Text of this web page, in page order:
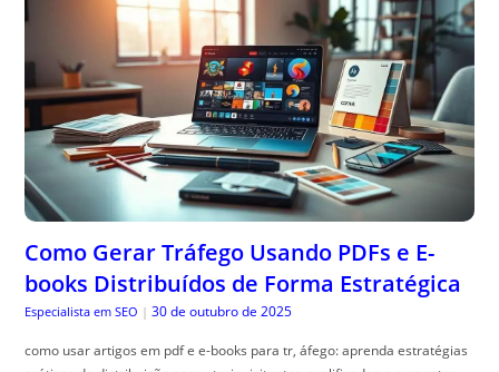
Como Gerar Tráfego Usando PDFs e E-
books Distribuídos de Forma Estratégica
Especialista em SEO | 30 de outubro de 2025
como usar artigos em pdf e e-books para tr, áfego: aprenda estratégias